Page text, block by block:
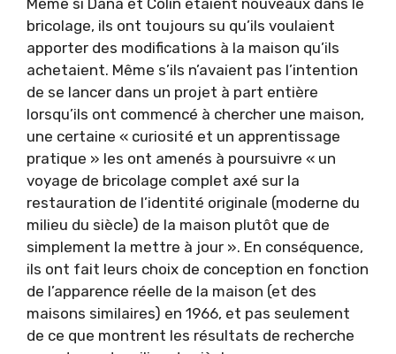
Même si Dana et Colin étaient nouveaux dans le
bricolage, ils ont toujours su qu’ils voulaient
apporter des modifications à la maison qu’ils
achetaient. Même s’ils n’avaient pas l’intention
de se lancer dans un projet à part entière
lorsqu’ils ont commencé à chercher une maison,
une certaine « curiosité et un apprentissage
pratique » les ont amenés à poursuivre « un
voyage de bricolage complet axé sur la
restauration de l’identité originale (moderne du
milieu du siècle) de la maison plutôt que de
simplement la mettre à jour ». En conséquence,
ils ont fait leurs choix de conception en fonction
de l’apparence réelle de la maison (et des
maisons similaires) en 1966, et pas seulement
de ce que montrent les résultats de recherche